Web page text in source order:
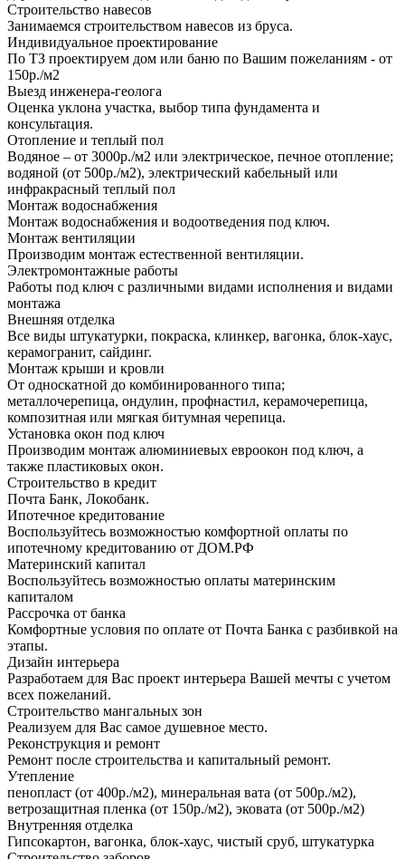
Строительство навесов
Занимаемся строительством навесов из бруса.
Индивидуальное проектирование
По ТЗ проектируем дом или баню по Вашим пожеланиям - от
150р./м2
Выезд инженера-геолога
Оценка уклона участка, выбор типа фундамента и
консультация.
Отопление и теплый пол
Водяное – от 3000р./м2 или электрическое, печное отопление;
водяной (от 500р./м2), электрический кабельный или
инфракрасный теплый пол
Монтаж водоснабжения
Монтаж водоснабжения и водоотведения под ключ.
Монтаж вентиляции
Производим монтаж естественной вентиляции.
Электромонтажные работы
Работы под ключ с различными видами исполнения и видами
монтажа
Внешняя отделка
Все виды штукатурки, покраска, клинкер, вагонка, блок-хаус,
керамогранит, сайдинг.
Монтаж крыши и кровли
От односкатной до комбинированного типа;
металлочерепица, ондулин, профнастил, керамочерепица,
композитная или мягкая битумная черепица.
Установка окон под ключ
Производим монтаж алюминиевых евроокон под ключ, а
также пластиковых окон.
Строительство в кредит
Почта Банк, Локобанк.
Ипотечное кредитование
Воспользуйтесь возможностью комфортной оплаты по
ипотечному кредитованию от ДОМ.РФ
Материнский капитал
Воспользуйтесь возможностью оплаты материнским
капиталом
Рассрочка от банка
Комфортные условия по оплате от Почта Банка с разбивкой на
этапы.
Дизайн интерьера
Разработаем для Вас проект интерьера Вашей мечты с учетом
всех пожеланий.
Строительство мангальных зон
Реализуем для Вас самое душевное место.
Реконструкция и ремонт
Ремонт после строительства и капитальный ремонт.
Утепление
пенопласт (от 400р./м2), минеральная вата (от 500р./м2),
ветрозащитная пленка (от 150р./м2), эковата (от 500р./м2)
Внутренняя отделка
Гипсокартон, вагонка, блок-хаус, чистый сруб, штукатурка